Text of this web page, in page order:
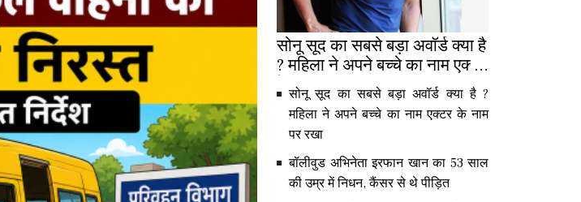
सोनू सूद का सबसे बड़ा अवॉर्ड क्या है
? महिला ने अपने बच्चे का नाम एक्टर
के नाम पर रखा
सोनू सूद का सबसे बड़ा अवॉर्ड क्या है ?
महिला ने अपने बच्चे का नाम एक्टर के नाम
पर रखा
बॉलीवुड अभिनेता इरफान खान का 53 साल
की उम्र में निधन, कैंसर से थे पीड़ित